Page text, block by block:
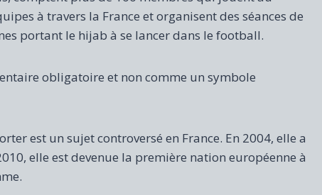
à travers la France et organisent des séances de
portant le hijab à se lancer dans le football.
obligatoire et non comme un symbole
est un sujet controversé en France. En 2004, elle a
elle est devenue la première nation européenne à